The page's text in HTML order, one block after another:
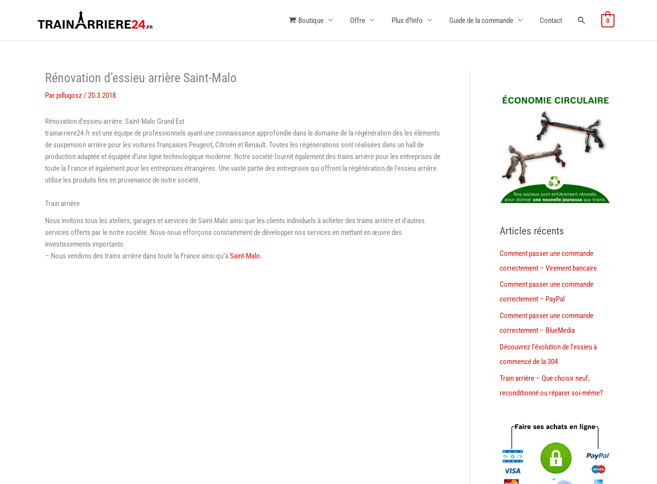
Boutique Offre Plus d?info Guide de la commande Contact 0
Rénovation d’essieu arrière Saint-Malo
Par pdlugosz / 20.3.2018
Rénovation d’essieu arrière Saint-Malo Grand Est
trainarriere24.fr est une équipe de professionnels ayant une connaissance approfondie dans le domaine de la régénération dès les éléments
de suspension arrière pour les voitures françaises Peugeot, Citroën et Renault. Toutes les régénérations sont réalisées dans un hall de
production adaptée et équipée d’une ligne technologique moderne. Notre société fournit également des trains arrière pour les entreprises de
toute la France et également pour les entreprises étrangères. Une vaste partie des entreprises qui offrent la régénération de l’essieu arrière
utilise les produits fins en provenance de notre société.
Train arrière
Nous invitons tous les ateliers, garages et services de Saint-Malo ainsi que les clients individuels à acheter des trains arrière et d’autres
services offerts par le notre société. Nous-nous efforçons constamment de développer nos services en mettant en œuvre des
investissements importants.
– Nous vendons des trains arrière dans toute la France ainsi qu’à Saint-Malo.
Articles récents
Comment passer une commande
correctement – Virement bancaire
Comment passer une commande
correctement – PayPal
Comment passer une commande
correctement – BlueMedia
Découvrez l’évolution de l’essieu à
commencé de la 304
Train arrière – Que choisir neuf,
reconditionné ou réparer soi-même?